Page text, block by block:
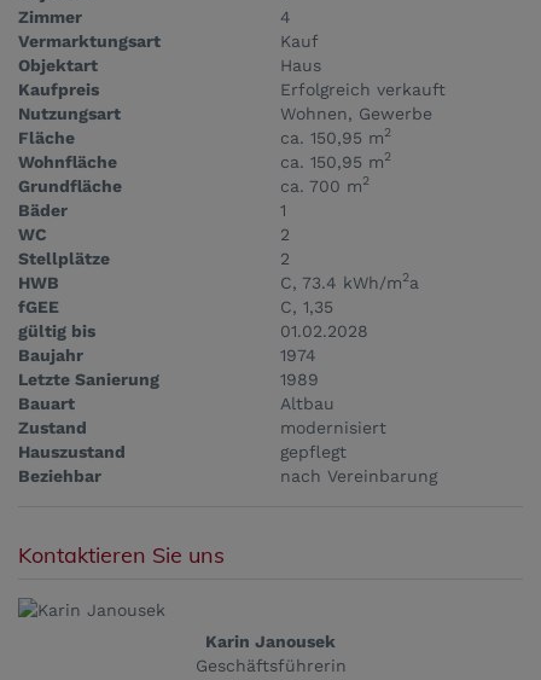
Zimmer
4
Vermarktungsart
Kauf
Objektart
Haus
Kaufpreis
Erfolgreich verkauft
Nutzungsart
Wohnen
Gewerbe
Fläche
ca. 150,95 m2
Wohnfläche ca. 150,95 m2
Grundfläche ca. 700 m2
Bäder
1
WC
2
Stellplätze
2
HWB
C, 73.4 kWh/m2a
fGEE
C, 1,35
gültig bis
01.02.2028
Baujahr
1974
Letzte Sanierung
1989
Bauart
Altbau
Zustand
modernisiert
Hauszustand
gepflegt
Beziehbar
nach Vereinbarung
Kontaktieren Sie uns
Karin Janousek
Geschäftsführerin